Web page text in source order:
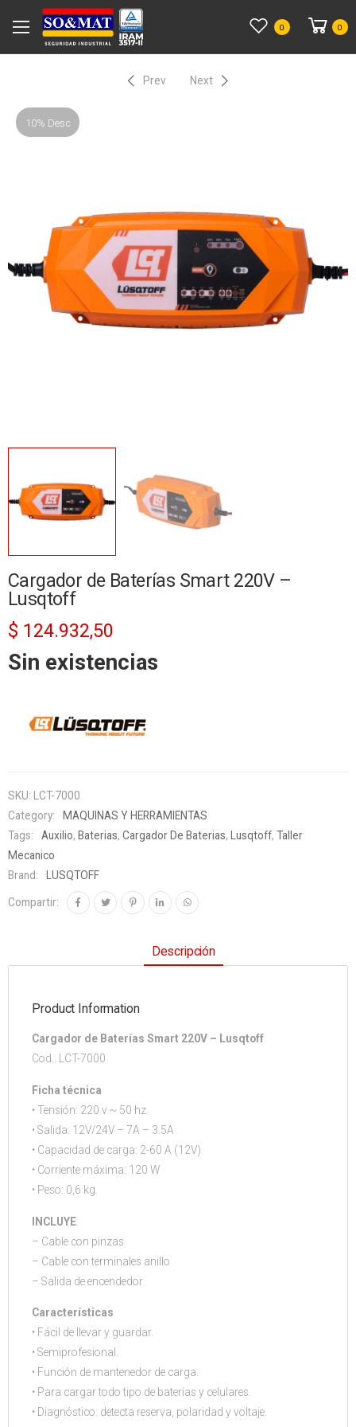
0 0
Prev Next
10% Desc
Cargador de Baterías Smart 220V –
Lusqtoff
$ 124.932,50
Sin existencias
SKU:
LCT-7000
Category:
MAQUINAS Y HERRAMIENTAS
Tags:
Auxilio, Baterias, Cargador De Baterias, Lusqtoff, Taller
Mecanico
Brand:
LUSQTOFF
Compartir:
Descripción
Product Information
Cargador de Baterías Smart 220V – Lusqtoff
Cod.: LCT-7000
Ficha técnica
• Tensión: 220 v ~ 50 hz.
• Salida: 12V/24V – 7A – 3.5A
• Capacidad de carga: 2-60 A (12V)
• Corriente máxima: 120 W
• Peso: 0,6 kg.
INCLUYE:
– Cable con pinzas
– Cable con terminales anillo
– Salida de encendedor
Características
• Fácil de llevar y guardar.
• Semiprofesional.
• Función de mantenedor de carga.
• Para cargar todo tipo de baterías y celulares.
• Diagnóstico: detecta reserva, polaridad y voltaje.